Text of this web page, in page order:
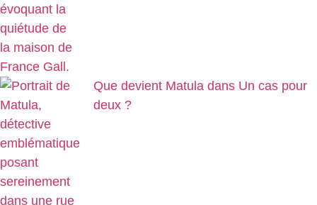
Que devient Matula dans Un cas pour
deux ?